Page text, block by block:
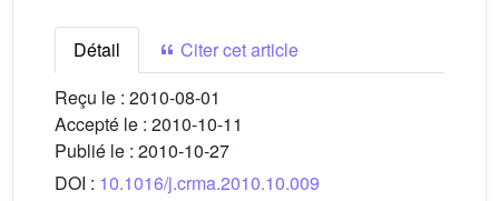
Détail
Citer cet article
Reçu le : 2010-08-01
Accepté le : 2010-10-11
Publié le : 2010-10-27
DOI : 10.1016/j.crma.2010.10.009